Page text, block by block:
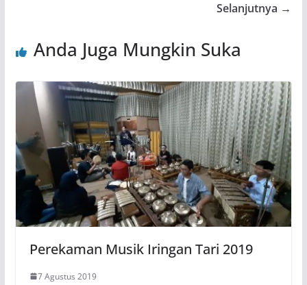
Selanjutnya →
Anda Juga Mungkin Suka
Perekaman Musik Iringan Tari 2019
7 Agustus 2019